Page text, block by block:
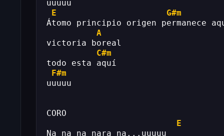
uuuuu
E
G#m
Átomo principio origen permanece
A
victoria boreal
C#m
todo esta aquí
F#m
uuuuu
CORO
E
Na na na nara na...uuuuu